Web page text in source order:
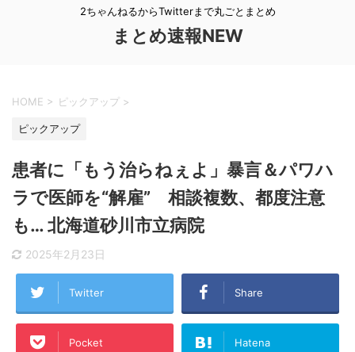
2ちゃんねるからTwitterまで丸ごとまとめ
まとめ速報NEW
HOME > ピックアップ >
ピックアップ
患者に「もう治らねぇよ」暴言＆パワハ
ラで医師を“解雇” 相談複数、都度注意
も… 北海道砂川市立病院
2025年2月23日
Twitter Share
Pocket Hatena